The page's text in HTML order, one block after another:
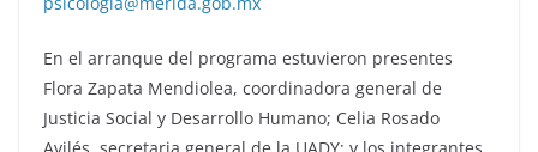
En el arranque del programa estuvieron presentes
Flora Zapata Mendiolea, coordinadora general de
Justicia Social y Desarrollo Humano; Celia Rosado